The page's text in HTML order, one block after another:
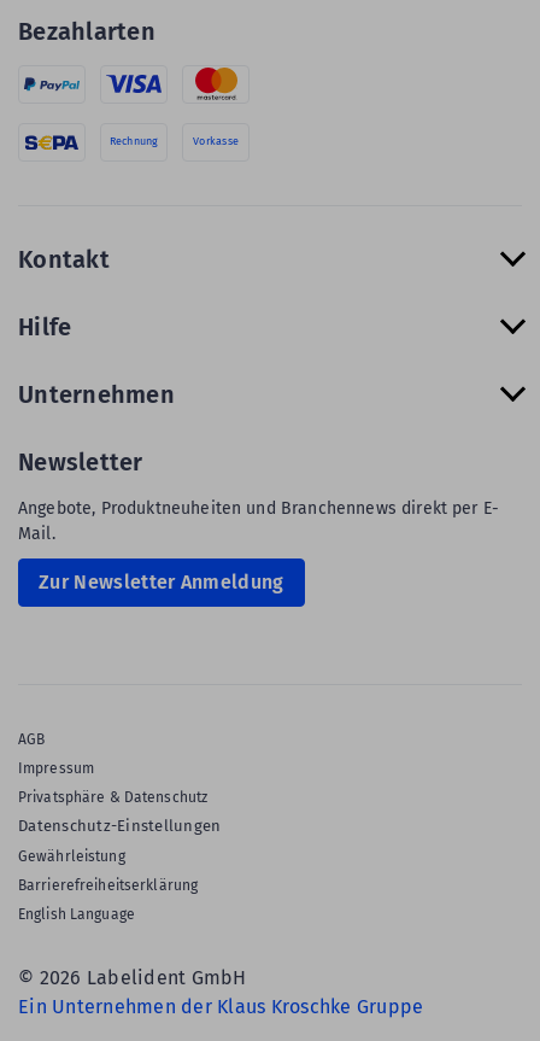
Bezahlarten
Rechnung Vorkasse
Kontakt
Hilfe
Unternehmen
Newsletter
Angebote, Produktneuheiten und Branchennews direkt per E-
Mail.
Zur Newsletter Anmeldung
AGB
Impressum
Privatsphäre & Datenschutz
Datenschutz-Einstellungen
Gewährleistung
Barrierefreiheitserklärung
English Language
© 2026 Labelident GmbH
Ein Unternehmen der Klaus Kroschke Gruppe